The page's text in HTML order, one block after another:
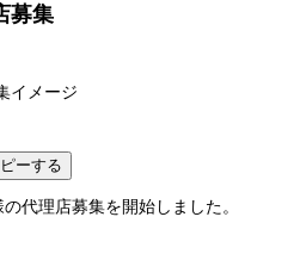
募集
ーする
代理店募集を開始しました。